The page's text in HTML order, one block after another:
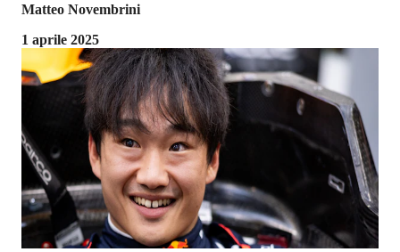
Matteo Novembrini
1 aprile 2025